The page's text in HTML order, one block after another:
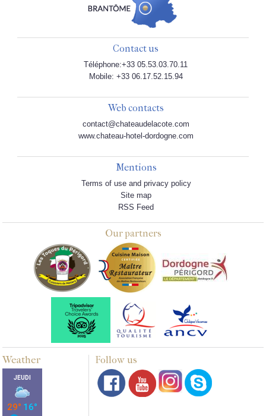
Contact us
Téléphone:+33 05.53.03.70.11
Mobile: +33 06.17.52.15.94
Web contacts
contact@chateaudelacote.com
www.chateau-hotel-dordogne.com
Mentions
Terms of use and privacy policy
Site map
RSS Feed
Our partners
Weather Follow us